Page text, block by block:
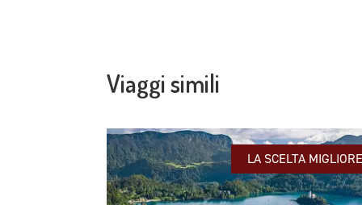
Viaggi simili
LA SCELTA MIGLIORE